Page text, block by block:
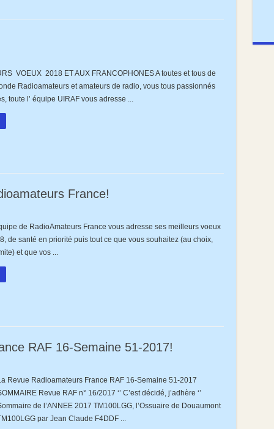
VOEUX 2018 ET AUX FRANCOPHONES A toutes et tous de
Radioamateurs et amateurs de radio, vous tous passionnés
toute l’ équipe UIRAF vous adresse ...
France!
de RadioAmateurs France vous adresse ses meilleurs voeux
de santé en priorité puis tout ce que vous souhaitez (au choix,
et que vos ...
RAF 16-Semaine 51-2017!
Revue Radioamateurs France RAF 16-Semaine 51-2017
Revue RAF n° 16/2017 ‘’ C’est décidé, j’adhère ‘’
de l’ANNEE 2017 TM100LGG, l’Ossuaire de Douaumont
par Jean Claude F4DDF ...